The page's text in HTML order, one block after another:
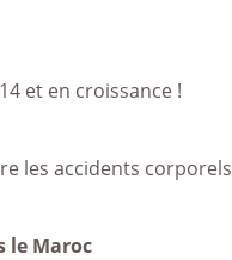
et en croissance !
les accidents corporels
le Maroc